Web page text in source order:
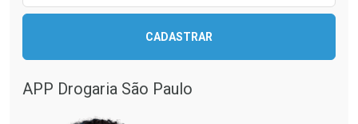
CADASTRAR
APP Drogaria São Paulo